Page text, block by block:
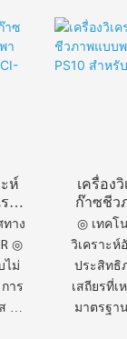
ไม่
◎
พ
ดี ◎ ความ
การตร
ห์
ด
รับ
าง
◎
ไม่
าร
◎
เครื่อง
ก๊าซชีว
พกพา
สำหรับ
◎ เทคโ
วิเคราะ
ประสิทธิ
เสถียรที่
มาตรฐา